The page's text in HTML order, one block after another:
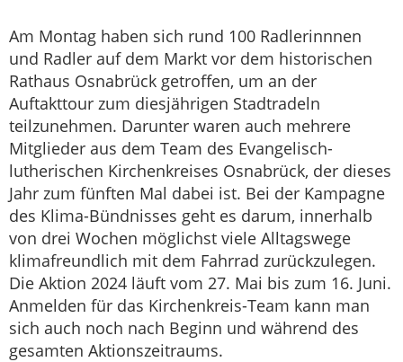
Am Montag haben sich rund 100 Radlerinnnen
und Radler auf dem Markt vor dem historischen
Rathaus Osnabrück getroffen, um an der
Auftakttour zum diesjährigen Stadtradeln
teilzunehmen. Darunter waren auch mehrere
Mitglieder aus dem Team des Evangelisch-
lutherischen Kirchenkreises Osnabrück, der dieses
Jahr zum fünften Mal dabei ist. Bei der Kampagne
des Klima-Bündnisses geht es darum, innerhalb
von drei Wochen möglichst viele Alltagswege
klimafreundlich mit dem Fahrrad zurückzulegen.
Die Aktion 2024 läuft vom 27. Mai bis zum 16. Juni.
Anmelden für das Kirchenkreis-Team kann man
sich auch noch nach Beginn und während des
gesamten Aktionszeitraums.